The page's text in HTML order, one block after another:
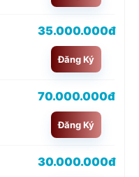
35.000.000đ
Đăng Ký
70.000.000đ
Đăng Ký
30.000.000đ